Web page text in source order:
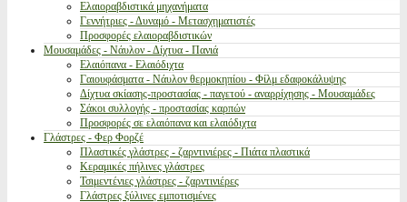
Ελαιοραβδιστικά μηχανήματα
Γεννήτριες - Δυναμό - Μετασχηματιστές
Προσφορές ελαιοραβδιστικών
Μουσαμάδες - Νάυλον - Δίχτυα - Πανιά
Ελαιόπανα - Ελαιόδιχτα
Γαιουφάσματα - Νάυλον θερμοκηπίου - Φίλμ εδαφοκάλυψης
Δίχτυα σκίασης-προστασίας - παγετού - αναρρίχησης - Μουσαμάδες
Σάκοι συλλογής - προστασίας καρπών
Προσφορές σε ελαιόπανα και ελαιόδιχτα
Γλάστρες - Φερ Φορζέ
Πλαστικές γλάστρες - ζαρντινιέρες - Πιάτα πλαστικά
Κεραμικές πήλινες γλάστρες
Τσιμεντένιες γλάστρες - ζαρντινιέρες
Γλάστρες ξύλινες εμποτισμένες